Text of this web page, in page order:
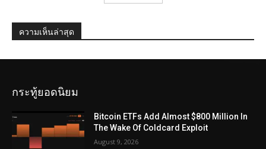
ความเห็นล่าสุด
กระทู้ยอดนิยม
Bitcoin ETFs Add Almost $800 Million In
The Wake Of Coldcard Exploit
August 9, 2026